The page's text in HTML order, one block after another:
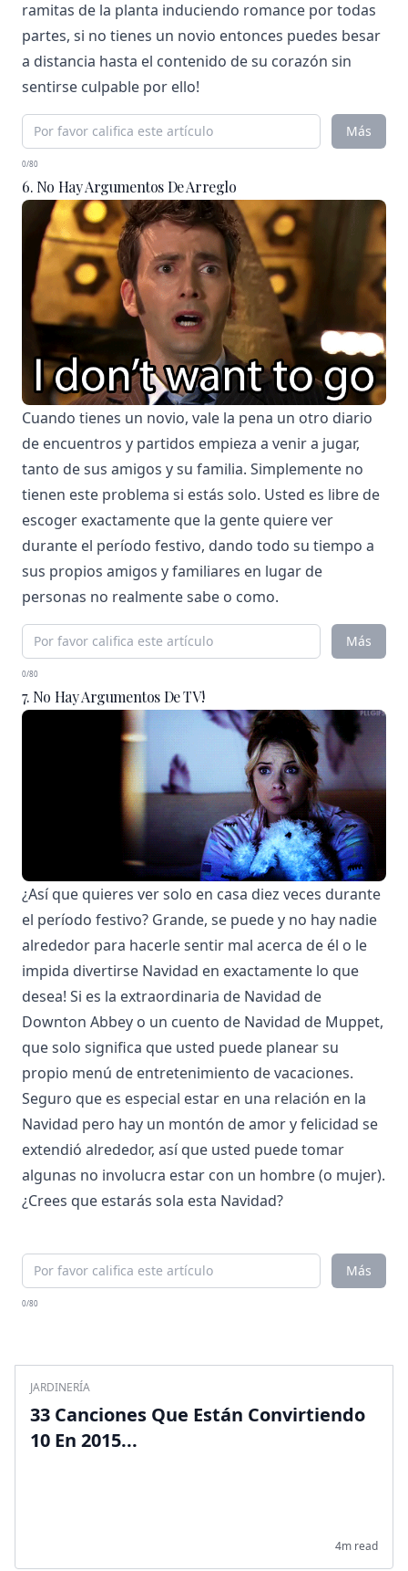
ramitas de la planta induciendo romance por todas
partes, si no tienes un novio entonces puedes besar
a distancia hasta el contenido de su corazón sin
sentirse culpable por ello!
Más
0/80
6. No Hay Argumentos De Arreglo
Cuando tienes un novio, vale la pena un otro diario
de encuentros y partidos empieza a venir a jugar,
tanto de sus amigos y su familia. Simplemente no
tienen este problema si estás solo. Usted es libre de
escoger exactamente que la gente quiere ver
durante el período festivo, dando todo su tiempo a
sus propios amigos y familiares en lugar de
personas no realmente sabe o como.
Más
0/80
7. No Hay Argumentos De TV!
¿Así que quieres ver solo en casa diez veces durante
el período festivo? Grande, se puede y no hay nadie
alrededor para hacerle sentir mal acerca de él o le
impida divertirse Navidad en exactamente lo que
desea! Si es la extraordinaria de Navidad de
Downton Abbey o un cuento de Navidad de Muppet,
que solo significa que usted puede planear su
propio menú de entretenimiento de vacaciones.
Seguro que es especial estar en una relación en la
Navidad pero hay un montón de amor y felicidad se
extendió alrededor, así que usted puede tomar
algunas no involucra estar con un hombre (o mujer).
¿Crees que estarás sola esta Navidad?
Más
0/80
JARDINERÍA
33 Canciones Que Están Convirtiendo
10 En 2015...
4m read